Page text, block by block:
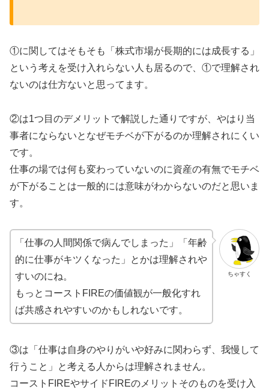
①に関してはそもそも「株式市場が長期的には成長する」
という考えを受け入れらない人も居るので、①で理解され
ないのは仕方ないと思ってます。
②は1つ目のデメリットで解説した通りですが、やはり当
事者にならないとなぜモチベが下がるのか理解されにくい
です。
仕事の場では何も変わっていないのに資産の有無でモチベ
が下がることは一般的には意味がわからないのだと思いま
す。
ちゃすく
「仕事の人間関係で病んでしまった」「年齢
的に仕事がキツくなった」とかは理解されや
すいのにね。
もっとコーストFIREの価値観が一般化すれ
ば共感されやすいのかもしれないです。
③は「仕事は自身のやりがいや好みに関わらず、我慢して
行うこと」と考える人からは理解されません。
コーストFIREやサイドFIREのメリットそのものを受け入